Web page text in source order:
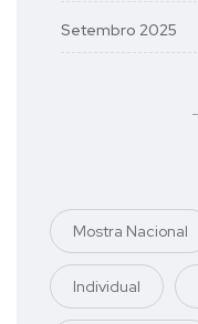
Setembro 2025
Mostra Nacional
Individual